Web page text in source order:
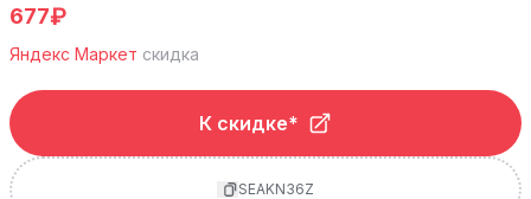
677₽
Яндекс Маркет скидка
К скидке*
SEAKN36Z